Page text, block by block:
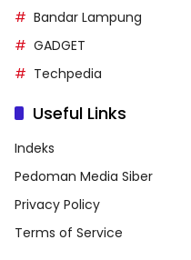
Bandar Lampung
GADGET
Techpedia
Useful Links
Indeks
Pedoman Media Siber
Privacy Policy
Terms of Service